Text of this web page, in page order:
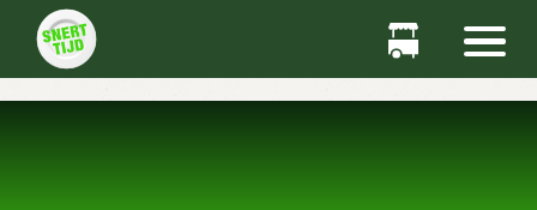
Dit product kan niet worden gekocht.